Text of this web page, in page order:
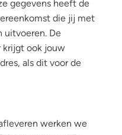
gegevens heeft de
die jij met
uitvoeren. De
krijgt ook jouw
als dit voor de
werken we